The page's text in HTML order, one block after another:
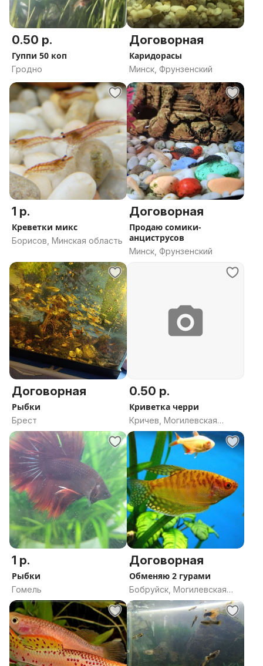
0.50 р.
Гуппи 50 коп
Гродно
Договорная
Каридорасы
Минск, Фрунзенский
1 р.
Креветки микс
Борисов, Минская область
Договорная
Продаю сомики-
анциструсов
Минск, Фрунзенский
Договорная
Рыбки
Брест
0.50 р.
Криветка черри
Кричев, Могилевская
область
1 р.
Рыбки
Гомель
Договорная
Обменяю 2 гурами
Бобруйск, Могилевская
область